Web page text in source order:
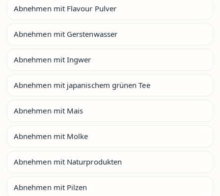
Abnehmen mit Flavour Pulver
Abnehmen mit Gerstenwasser
Abnehmen mit Ingwer
Abnehmen mit japanischem grünen Tee
Abnehmen mit Mais
Abnehmen mit Molke
Abnehmen mit Naturprodukten
Abnehmen mit Pilzen